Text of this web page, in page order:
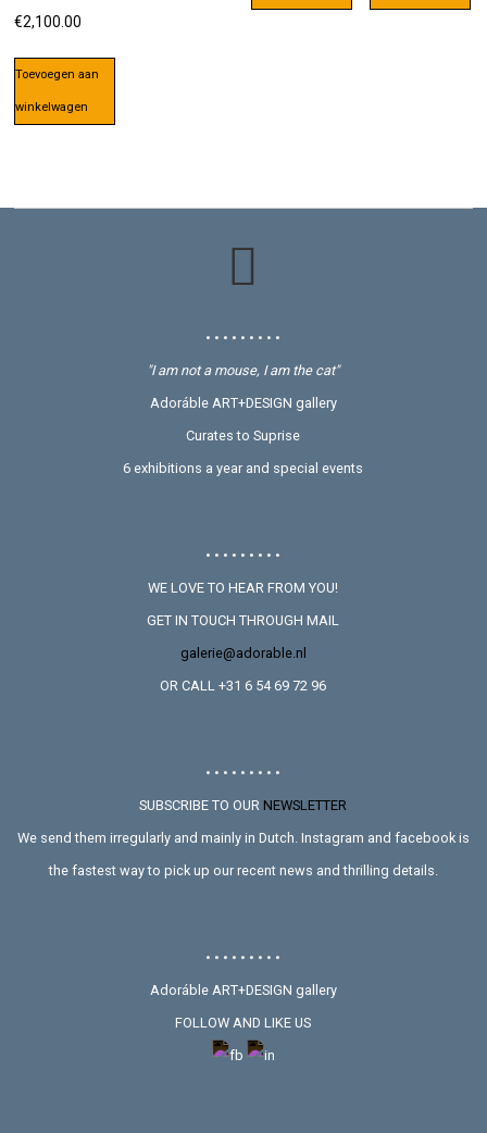
€2,100.00
Toevoegen aan
winkelwagen
• • • • • • • • •
"I am not a mouse, I am the cat"
Adoráble ART+DESIGN gallery
Curates to Suprise
6 exhibitions a year and special events
• • • • • • • • •
WE LOVE TO HEAR FROM YOU!
GET IN TOUCH THROUGH MAIL
galerie@adorable.nl
OR CALL +31 6 54 69 72 96
• • • • • • • • •
SUBSCRIBE TO OURNEWSLETTER
We send them irregularly and mainly in Dutch. Instagram and facebook is
the fastest way to pick up our recent news and thrilling details.
• • • • • • • • •
Adoráble ART+DESIGN gallery
FOLLOW AND LIKE US